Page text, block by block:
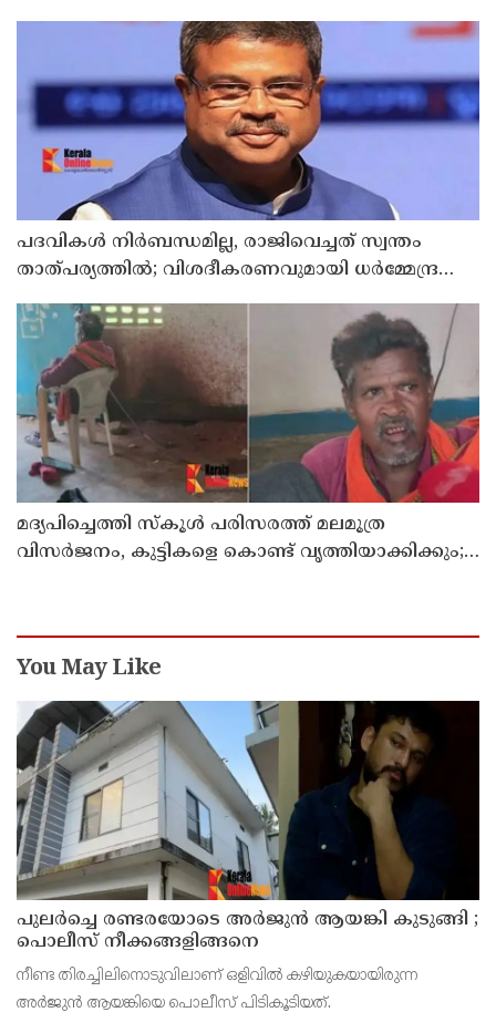
പദവികള്‍ നിര്‍ബന്ധമില്ല, രാജിവെച്ചത് സ്വന്തം
താത്പര്യത്തില്‍; വിശദീകരണവുമായി ധര്‍മ്മേന്ദ്ര
മദ്യപിച്ചെത്തി സ്‌കൂള്‍ പരിസരത്ത് മലമൂത്ര
വിസര്‍ജനം, കുട്ടികളെ കൊണ്ട് വൃത്തിയാക്കിക്കും;
You May Like
പുലര്‍ച്ചെ രണ്ടരയോടെ അര്‍ജുന്‍ ആയങ്കി കുടുങ്ങി ;
പൊലീസ് നീക്കങ്ങളിങ്ങനെ
നീണ്ട തിരച്ചിലിനൊടുവിലാണ് ഒളിവില്‍ കഴിയുകയായിരുന്ന
അര്‍ജുന്‍ ആയങ്കിയെ പൊലീസ് പിടികൂടിയത്.